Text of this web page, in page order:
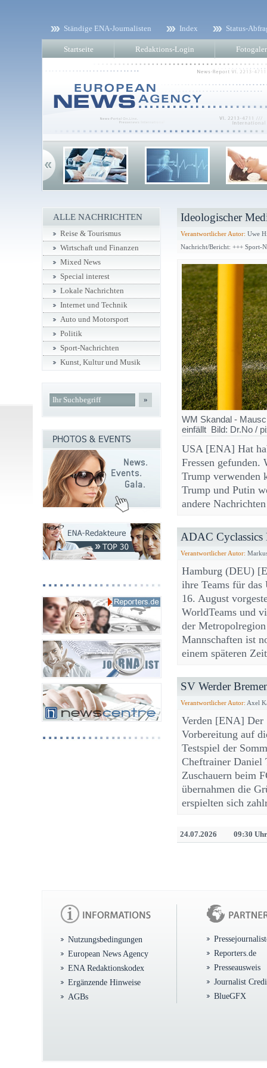
Ständige ENA-Journalisten Index Status-
Startseite Redaktions-Login
Ideologischer
Verantwortlicher Autor: Uwe
Nachricht/Bericht: +++ Sport-
WM Skandal -
einfällt Bild: Dr.No /
USA [ENA] Hat
Fressen gefunden.
Trump verwenden
Trump und Putin
andere
ADAC Cyclassics
Verantwortlicher Autor:
Hamburg (DEU)
ihre Teams für
16. August
WorldTeams und
der
Mannschaften ist
einem späteren
SV Werder
Verantwortlicher Autor: Axel
Verden [ENA] Der
Vorbereitung auf
Testspiel der
Cheftrainer Daniel
Zuschauern beim
übernahmen die
erspielten sich
24.07.2026 09:30 Uhr
ALLE NACHRICHTEN
Reise & Tourismus
Wirtschaft und Finanzen
Mixed News
Special interest
Lokale Nachrichten
Internet und Technik
Auto und Motorsport
Politik
Sport-Nachrichten
Kunst, Kultur und Musik
»
Nutzungsbedingungen
European News Agency
ENA Redaktionskodex
Ergänzende Hinweise
AGBs
Reporters.de
Presseausweis
Journalist
BlueGFX